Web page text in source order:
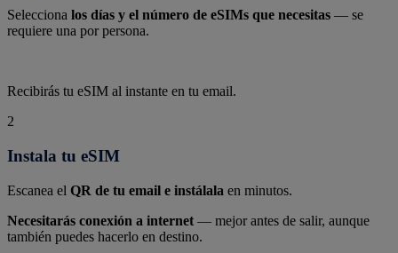
Selecciona los días y el número de eSIMs que necesitas — se
requiere una por persona.
Recibirás tu eSIM al instante en tu email.
2
Instala tu eSIM
Escanea el QR de tu email e instálala en minutos.
Necesitarás conexión a internet — mejor antes de salir, aunque
también puedes hacerlo en destino.